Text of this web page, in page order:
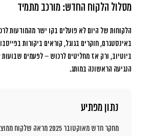
מסלול הלקוח החדש: מורכב מתמיד
הלקוחות של היום לא פועלים בקו ישר מהמודעות
באינסטגרם, חוקרים בגוגל, קוראים ביקורות
ביוטיוב, ורק אז מחליטים לרכוש – לפעמים
הנגיעה הראשונה במותג.
נתון מפתיע
מחקר חדש מאוקטובר 2025 מראה